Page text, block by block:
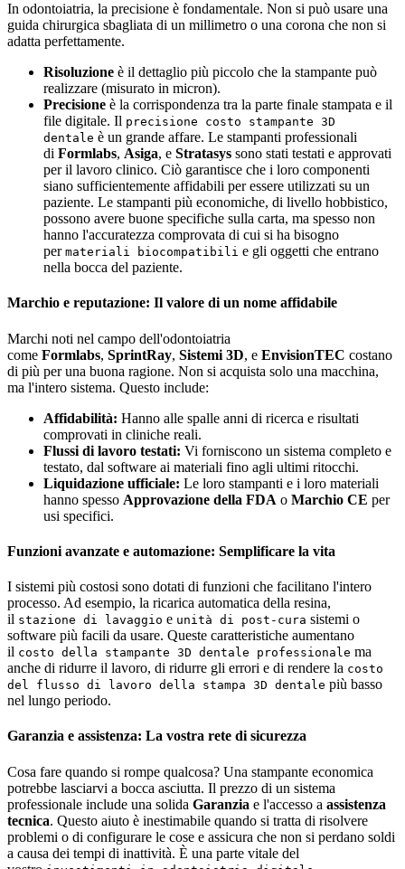
In odontoiatria, la precisione è fondamentale. Non si può usare una
guida chirurgica sbagliata di un millimetro o una corona che non si
adatta perfettamente.
Risoluzione è il dettaglio più piccolo che la stampante può
realizzare (misurato in micron).
Precisione è la corrispondenza tra la parte finale stampata e il
file digitale. Il precisione costo stampante 3D
dentale è un grande affare. Le stampanti professionali
di Formlabs, Asiga, e Stratasys sono stati testati e approvati
per il lavoro clinico. Ciò garantisce che i loro componenti
siano sufficientemente affidabili per essere utilizzati su un
paziente. Le stampanti più economiche, di livello hobbistico,
possono avere buone specifiche sulla carta, ma spesso non
hanno l'accuratezza comprovata di cui si ha bisogno
per materiali biocompatibili e gli oggetti che entrano
nella bocca del paziente.
Marchio e reputazione: Il valore di un nome affidabile
Marchi noti nel campo dell'odontoiatria
come Formlabs, SprintRay, Sistemi 3D, e EnvisionTEC costano
di più per una buona ragione. Non si acquista solo una macchina,
ma l'intero sistema. Questo include:
Affidabilità: Hanno alle spalle anni di ricerca e risultati
comprovati in cliniche reali.
Flussi di lavoro testati: Vi forniscono un sistema completo e
testato, dal software ai materiali fino agli ultimi ritocchi.
Liquidazione ufficiale: Le loro stampanti e i loro materiali
hanno spesso Approvazione della FDA o Marchio CE per
usi specifici.
Funzioni avanzate e automazione: Semplificare la vita
I sistemi più costosi sono dotati di funzioni che facilitano l'intero
processo. Ad esempio, la ricarica automatica della resina,
il stazione di lavaggio e unità di post-cura sistemi o
software più facili da usare. Queste caratteristiche aumentano
il costo della stampante 3D dentale professionale ma
anche di ridurre il lavoro, di ridurre gli errori e di rendere la costo
del flusso di lavoro della stampa 3D dentale più basso
nel lungo periodo.
Garanzia e assistenza: La vostra rete di sicurezza
Cosa fare quando si rompe qualcosa? Una stampante economica
potrebbe lasciarvi a bocca asciutta. Il prezzo di un sistema
professionale include una solida Garanzia e l'accesso a assistenza
tecnica. Questo aiuto è inestimabile quando si tratta di risolvere
problemi o di configurare le cose e assicura che non si perdano soldi
a causa dei tempi di inattività. È una parte vitale del